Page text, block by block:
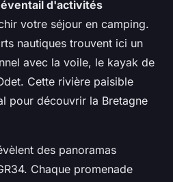
éventail d'activités
votre séjour en camping.
nautiques trouvent ici un
avec la voile, le kayak de
Cette rivière paisible
pour découvrir la Bretagne
des panoramas
Chaque promenade